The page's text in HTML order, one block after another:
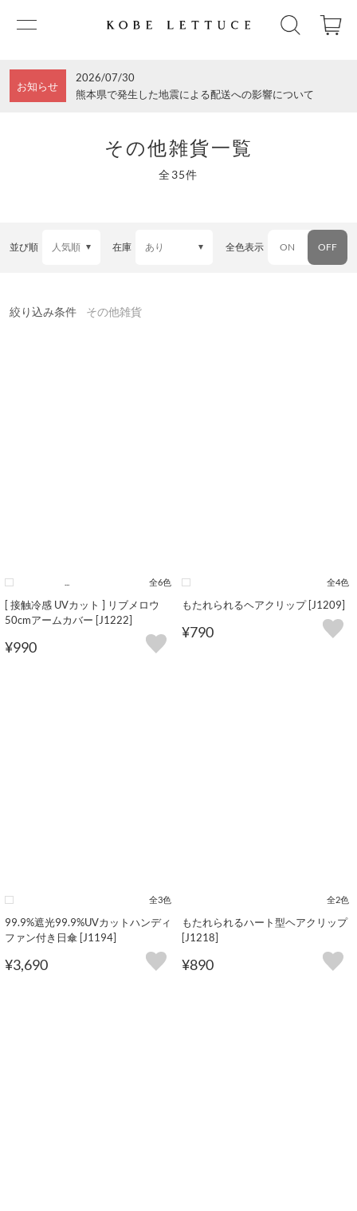
お知らせ
2026/07/30
熊本県で発生した地震による配送への影響について
その他雑貨一覧
全35件
並び順 在庫 全色表示 ON OFF
絞り込み条件 その他雑貨
全6色
[ 接触冷感 UVカット ] リブメロウ
50cmアームカバー [J1222]
¥990
全4色
もたれられるヘアクリップ [J1209]
¥790
全3色
99.9%遮光99.9%UVカットハンディ
ファン付き日傘 [J1194]
¥3,690
全2色
もたれられるハート型ヘアクリップ
[J1218]
¥890